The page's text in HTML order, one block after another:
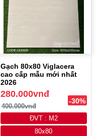
Gạch 80x80 Viglacera
cao cấp mẫu mới nhất
2026
280.000vnđ
400.000vnđ
-30%
ĐVT : M2
80x80